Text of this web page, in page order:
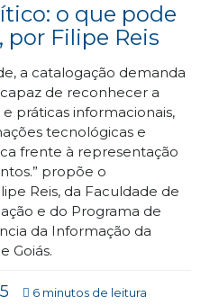
o que pode
por Filipe Reis
a catalogação demanda
de reconhecer a
práticas informacionais,
tecnológicas e
frente à representação
propõe o
Reis, da Faculdade de
e do Programa de
da Informação da
Goiás.
6 minutos de leitura